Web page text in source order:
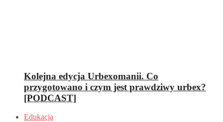
Kolejna edycja Urbexomanii. Co
przygotowano i czym jest prawdziwy urbex?
[PODCAST]
Edukacja